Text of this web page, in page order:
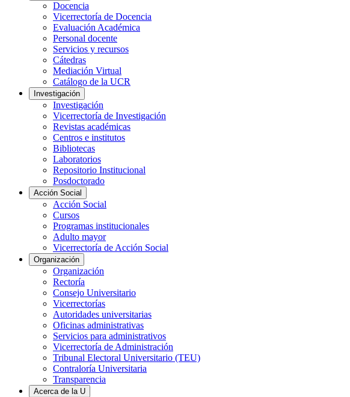
Docencia
Vicerrectoría de Docencia
Evaluación Académica
Personal docente
Servicios y recursos
Cátedras
Mediación Virtual
Catálogo de la UCR
Investigación
Investigación
Vicerrectoría de Investigación
Revistas académicas
Centros e institutos
Bibliotecas
Laboratorios
Repositorio Institucional
Posdoctorado
Acción Social
Acción Social
Cursos
Programas institucionales
Adulto mayor
Vicerrectoría de Acción Social
Organización
Organización
Rectoría
Consejo Universitario
Vicerrectorías
Autoridades universitarias
Oficinas administrativas
Servicios para administrativos
Vicerrectoría de Administración
Tribunal Electoral Universitario (TEU)
Contraloría Universitaria
Transparencia
Acerca de la U